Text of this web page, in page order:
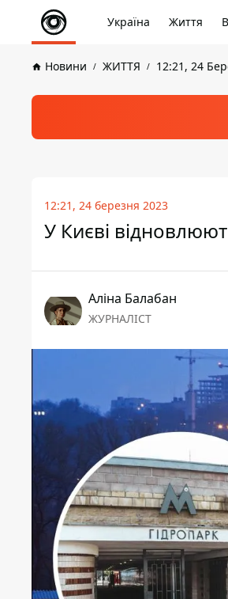
Україна Життя
Новини ЖИТТЯ 12:21, 24
12:21, 24 березня 2023
У Києві
Аліна Балабан
ЖУРНАЛІСТ